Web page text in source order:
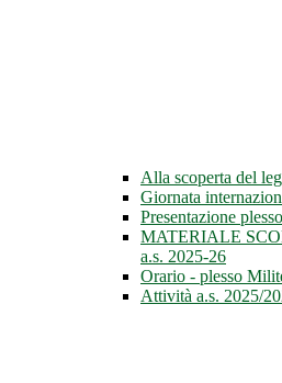
Alla scoperta del
Giornata
Presentazione
MATERIALE
a.s. 2025-26
Orario - plesso
Attività a.s. 2025/